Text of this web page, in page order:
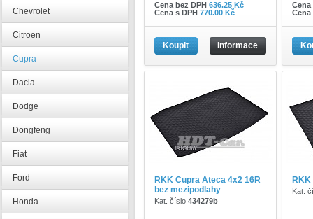
Cena bez DPH 636.25 Kč
Cena s DPH 770.00 Kč
Koupit Informace
RKK Cupra Ateca 4x2 16R
bez mezipodlahy
Kat. číslo 434279b
Kat.
Chevrolet
Citroen
Cupra
Dacia
Dodge
Dongfeng
Fiat
Ford
Honda